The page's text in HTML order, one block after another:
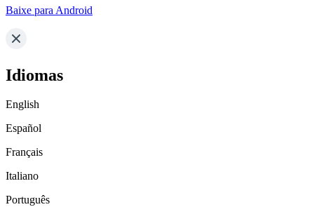
Baixe para Android
Idiomas
English
Español
Français
Italiano
Português